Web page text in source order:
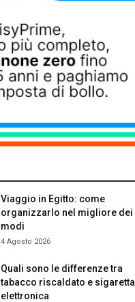
Viaggio in Egitto: come
organizzarlo nel migliore dei
modi
4 Agosto 2026
Quali sono le differenze tra
tabacco riscaldato e sigaretta
elettronica